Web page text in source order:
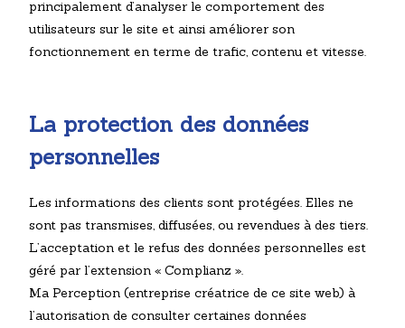
principalement d’analyser le comportement des
utilisateurs sur le site et ainsi améliorer son
fonctionnement en terme de trafic, contenu et vitesse.
La protection des données
personnelles
Les informations des clients sont protégées. Elles ne
sont pas transmises, diffusées, ou revendues à des tiers.
L’acceptation et le refus des données personnelles est
géré par l’extension « Complianz ».
Ma Perception (entreprise créatrice de ce site web) à
l’autorisation de consulter certaines données